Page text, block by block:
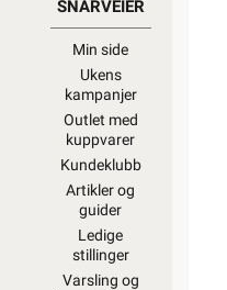
SNARVEIER
Min side
Ukens
kampanjer
Outlet med
kuppvarer
Kundeklubb
Artikler og
guider
Ledige
stillinger
Varsling og